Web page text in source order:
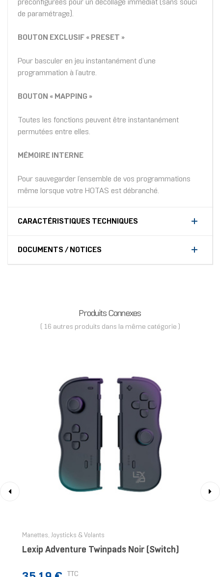
préconfigurées pour un décollage immédiat (sans souci
de paramétrage).
BOUTON EXCLUSIF « PRESET »
Pour basculer en jeu instantanément d’une
programmation à l’autre.
BOUTON « MAPPING »
Toutes les fonctions peuvent être instantanément
permutées entre elles.
MÉMOIRE INTERNE
Pour sauvegarder l’ensemble de vos programmations
même lorsque votre HOTAS est débranché.
CARACTÉRISTIQUES TECHNIQUES
DOCUMENTS / NOTICES
Produits Connexes
( 16 autres produits dans la même catégorie )
Manettes, Joysticks & Volants
Lexip Adventure Twinpads Noir (Switch)
Prix TTC